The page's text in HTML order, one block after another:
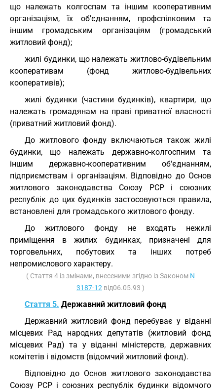
що належать колгоспам та іншим кооперативним
організаціям, їх об'єднанням, профспілковим та
іншим громадським організаціям (громадський
житловий фонд);
жилі будинки, що належать житлово-будівельним
кооперативам (фонд житлово-будівельних
кооперативів);
жилі будинки (частини будинків), квартири, що
належать громадянам на праві приватної власності
(приватний житловий фонд).
До житлового фонду включаються також жилі
будинки, що належать державно-колгоспним та
іншим державно-кооперативним об'єднанням,
підприємствам і організаціям. Відповідно до Основ
житлового законодавства Союзу РСР і союзних
республік до цих будинків застосовуються правила,
встановлені для громадського житлового фонду.
До житлового фонду не входять нежилі
приміщення в жилих будинках, призначені для
торговельних, побутових та інших потреб
непромислового характеру.
( Стаття 4 із змінами, внесеними згідно із Законом N
3187-12 від06.05.93 )
Стаття 5. Державний житловий фонд
Державний житловий фонд перебуває у віданні
місцевих Рад народних депутатів (житловий фонд
місцевих Рад) та у віданні міністерств, державних
комітетів і відомств (відомчий житловий фонд).
Відповідно до Основ житлового законодавства
Союзу РСР і союзних республік будинки відомчого